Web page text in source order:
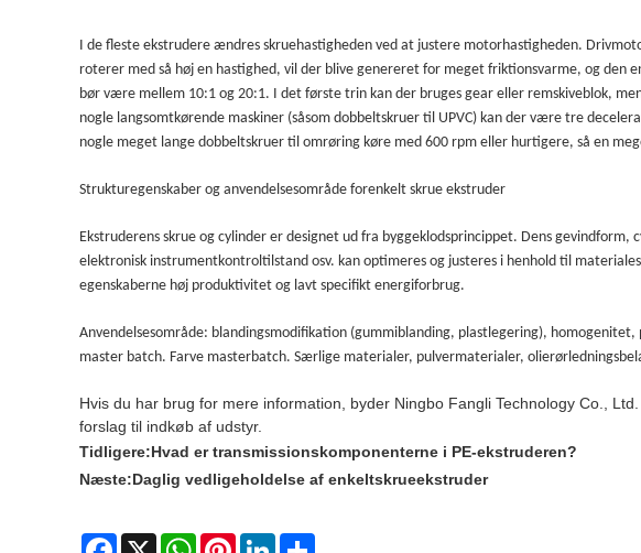
I de fleste ekstrudere ændres skruehastigheden ved at justere motorhastigheden.
roterer med så høj en hastighed, vil der blive genereret for meget friktionsvarme, og
bør være mellem 10:1 og 20:1. I det første trin kan der bruges gear eller remskiveblok,
nogle langsomtkørende maskiner (såsom dobbeltskruer til UPVC) kan der være tre
nogle meget lange dobbeltskruer til omrøring køre med 600 rpm eller hurtigere, så en
Strukturegenskaber og anvendelsesområde forenkelt skrue ekstruder
Ekstruderens skrue og cylinder er designet ud fra byggeklodsprincippet. Dens
elektronisk instrumentkontroltilstand osv. kan optimeres og justeres i henhold til
egenskaberne høj produktivitet og lavt specifikt energiforbrug.
Anvendelsesområde: blandingsmodifikation (gummiblanding, plastlegering),
master batch. Farve masterbatch. Særlige materialer, pulvermaterialer,
Hvis du har brug for mere information, byder Ningbo Fangli Technology Co.,
forslag til indkøb af udstyr.
Tidligere:Hvad er transmissionskomponenterne i PE-ekstruderen?
Næste:Daglig vedligeholdelse af enkeltskrueekstruder
Facebook
X WhatsAppPinterestLinkedIn